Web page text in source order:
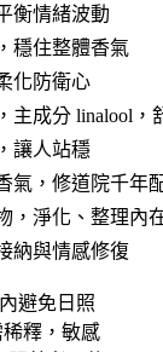
衡情緒波動
穩住整體香氣
化防衛心
主成分 linalool，
讓人站穩
氣，修道院千年
，淨化、整理內
納與情感修復
避免日照
釋，敏感